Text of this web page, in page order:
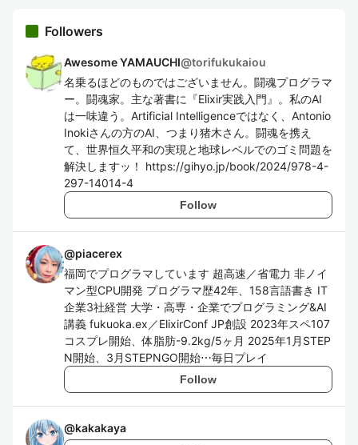
Followers
Awesome YAMAUCHI@torifukukaiou
名乗るほどのものではございません。闘魂プログラマ
ー。闘魂家。主な著書に『Elixir実践入門』。私のAI
は一味違う。Artificial Intelligenceではなく、Antonio
Inokiさんの方のAI、つまり猪木さん。闘魂を携え
て、世界恒久平和の実現と地球レベルでのゴミ問題を
解決しますッ！ https://gihyo.jp/book/2024/978-4-
297-14014-4
Follow
@piacerex
福岡でプログラマしています 超高速／省電力 非ノイ
マン型CPU開発 プログラマ歴42年、158言語書き IT
企業3社経営 大学・高専・企業でプログラミング&AI
講義 fukuoka.ex／ElixirConf JP創設 2023年スペ107
コスプレ開始、体脂肪-9.2kg/5ヶ月 2025年1月STEP
N開始、3月STEPNGO開始⋯毎日プレイ
Follow
@kakakaya